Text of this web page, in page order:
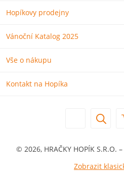
Hopíkovy prodejny
Vánoční Katalog 2025
Vše o nákupu
Kontakt na Hopíka
© 2026, HRAČKY HOPÍK S.R.O.
Zobrazit